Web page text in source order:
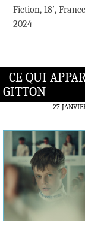
Fiction, 18′, France
2024
CE QUI
GITTON
27